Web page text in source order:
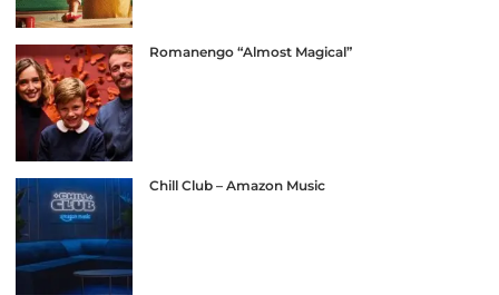
Romanengo “Almost Magical”
Chill Club – Amazon Music